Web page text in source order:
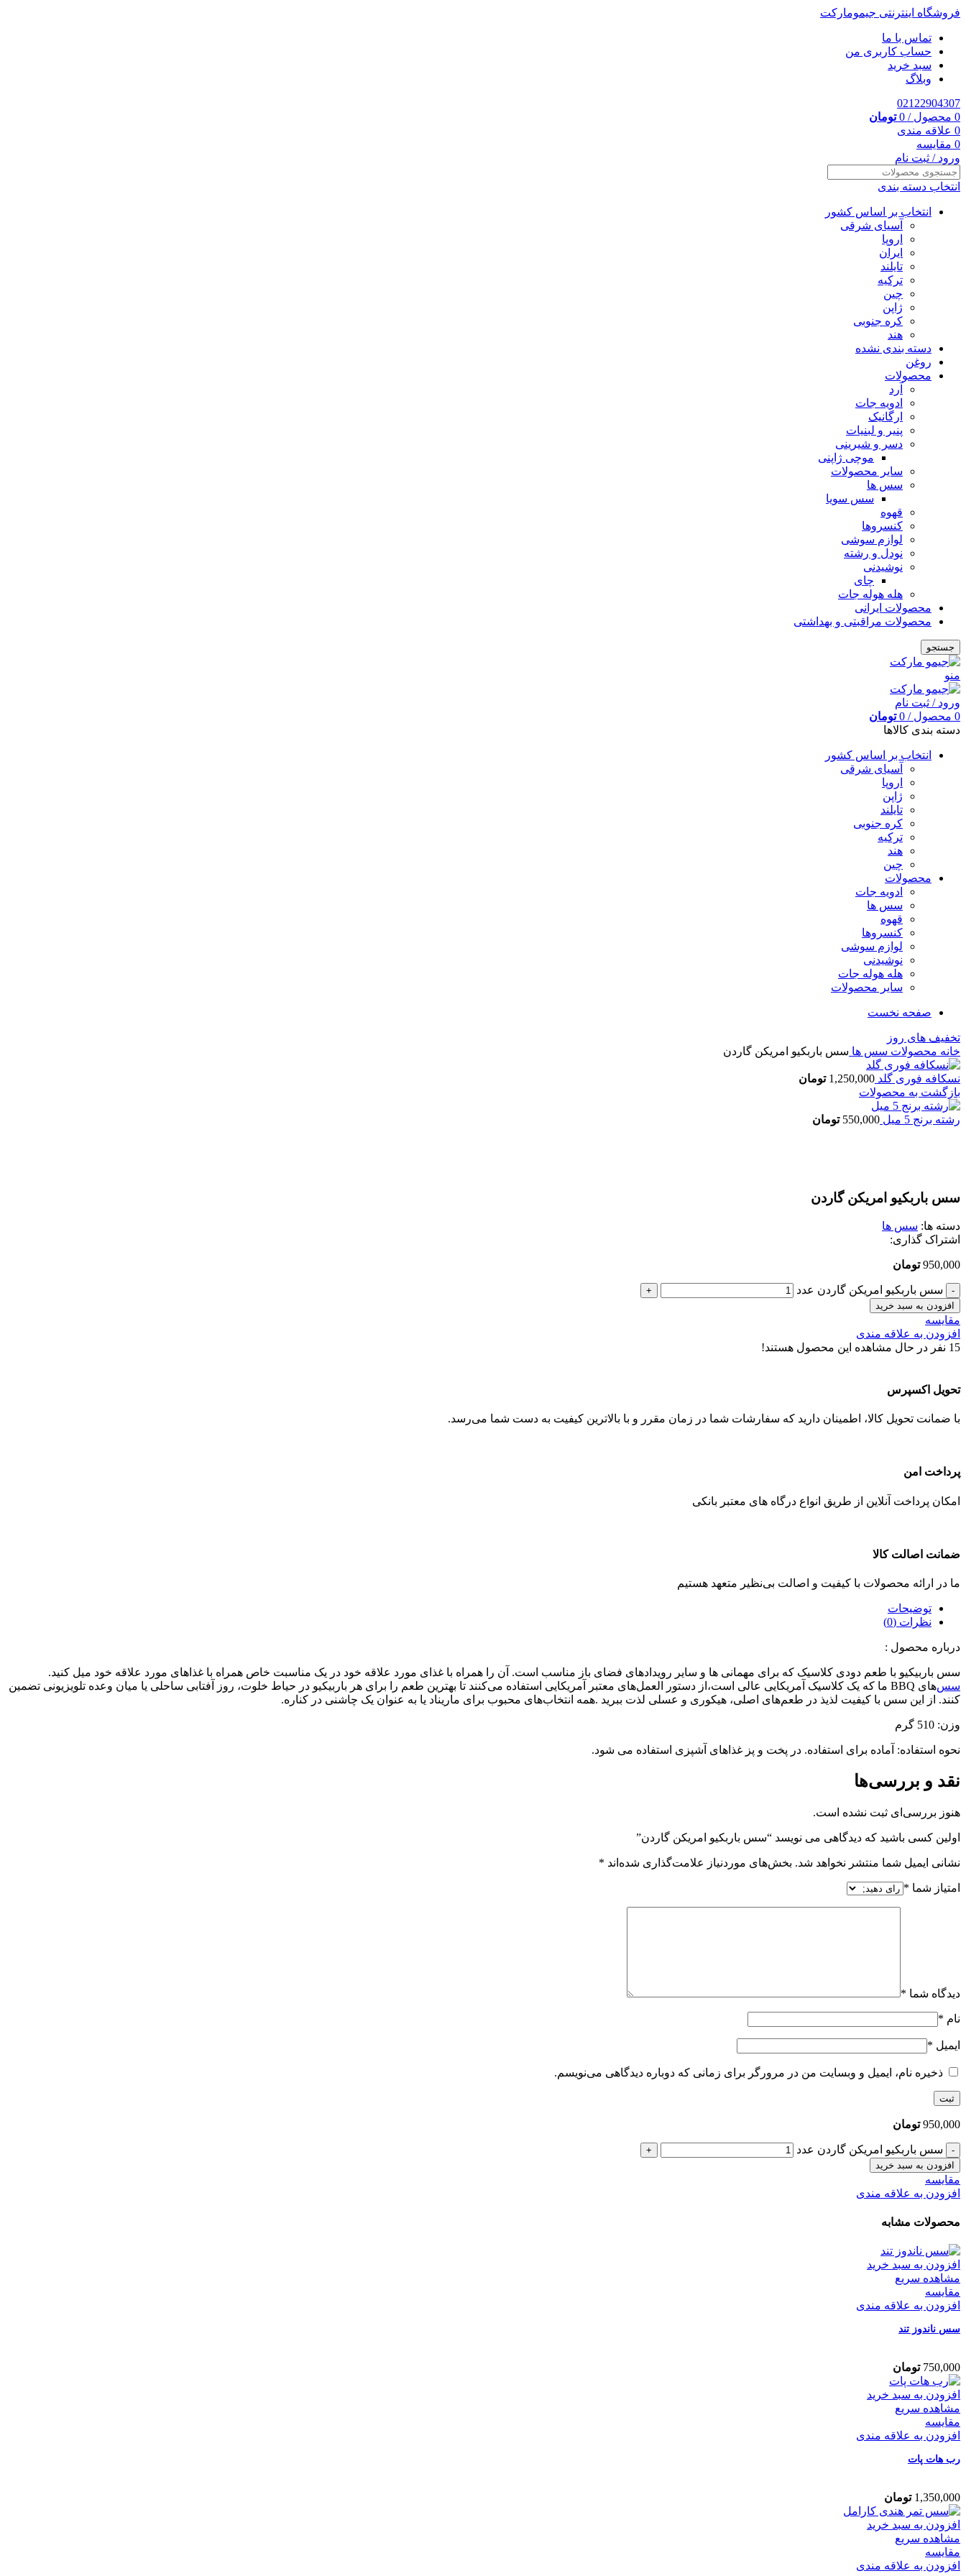
فروشگاه اینترنتی جیمومارکت
تماس با ما
حساب کاربری من
سبد خرید
وبلاگ
02122904307
0 محصول /
0 تومان
0 علاقه مندی
0 مقایسه
ورود / ثبت نام
انتخاب دسته بندی
انتخاب بر اساس کشور
آسیای شرقی
اروپا
ایران
تایلند
ترکیه
چین
ژاپن
کره جنوبی
هند
دسته بندی نشده
روغن
محصولات
آرد
ادویه جات
ارگانیک
پنیر و لبنیات
دسر و شیرینی
موچی ژاپنی
سایر محصولات
سس ها
سس سویا
قهوه
کنسروها
لوازم سوشی
نودل و رشته
نوشیدنی
چای
هله هوله جات
محصولات ایرانی
محصولات مراقبتی و بهداشتی
جستجو
منو
ورود / ثبت نام
0 محصول /
0 تومان
دسته بندی کالاها
انتخاب بر اساس کشور
آسیای شرقی
اروپا
ژاپن
تایلند
کره جنوبی
ترکیه
هند
چین
محصولات
ادویه جات
سس ها
قهوه
کنسروها
لوازم سوشی
نوشیدنی
هله هوله جات
سایر محصولات
صفحه نخست
تخفیف های روز
خانه محصولات سس ها سس باربکیو امریکن گاردن
نسکافه فوری گلد 1,250,000 تومان
بازگشت به محصولات
رشته برنج 5 میل 550,000 تومان
سس باربکیو امریکن گاردن
دسته ها: سس ها
اشتراک گذاری:
950,000 تومان
سس باربکیو امریکن گاردن عدد
افزودن به سبد خرید
مقایسه
افزودن به علاقه مندی
15 نفر در حال مشاهده این محصول هستند!
تحویل اکسپرس
با ضمانت تحویل کالا، اطمینان دارید که سفارشات شما در زمان مقرر و با بالاترین کیفیت به دست شما می‌رسد.
پرداخت امن
امکان پرداخت آنلاین از طریق انواع درگاه های معتبر بانکی
ضمانت اصالت کالا
ما در ارائه محصولات با کیفیت و اصالت بی‌نظیر متعهد هستیم
توضیحات
نظرات (0)
درباره محصول :
سس باربیکیو با طعم دودی کلاسیک که برای مهمانی ها و سایر رویدادهای فضای باز مناسب است. آن را همراه با غذای مورد علاقه خود در یک مناسبت خاص همراه با غذاهای مورد علاقه خود میل کنید.
سس‌
های BBQ ما که یک کلاسیک آمریکایی عالی است،از دستور العمل‌های معتبر آمریکایی استفاده می‌کنند تا بهترین طعم را برای هر باربیکیو در حیاط خلوت، روز آفتابی ساحلی یا میان وعده تلویزیونی تضمین
کنند. از این سس با کیفیت لذیذ در طعم‌های اصلی، هیکوری و عسلی لذت ببرید .همه انتخاب‌های محبوب برای ماریناد یا به عنوان یک چاشنی در کناره.
وزن: 510 گرم
نحوه استفاده: آماده برای استفاده. در پخت و پز غذاهای آشپزی استفاده می شود.
نقد و بررسی‌ها
هنوز بررسی‌ای ثبت نشده است.
اولین کسی باشید که دیدگاهی می نویسد “سس باربکیو امریکن گاردن”
نشانی ایمیل شما منتشر نخواهد شد. بخش‌های موردنیاز علامت‌گذاری شده‌اند *
امتیاز شما *
دیدگاه شما *
نام *
ایمیل *
ذخیره نام، ایمیل و وبسایت من در مرورگر برای زمانی که دوباره دیدگاهی می‌نویسم.
950,000 تومان
سس باربکیو امریکن گاردن عدد
افزودن به سبد خرید
مقایسه
افزودن به علاقه مندی
محصولات مشابه
افزودن به سبد خرید
مشاهده سریع
مقایسه
افزودن به علاقه مندی
سس ناندوز تند
750,000 تومان
افزودن به سبد خرید
مشاهده سریع
مقایسه
افزودن به علاقه مندی
رب هات پات
1,350,000 تومان
افزودن به سبد خرید
مشاهده سریع
مقایسه
افزودن به علاقه مندی